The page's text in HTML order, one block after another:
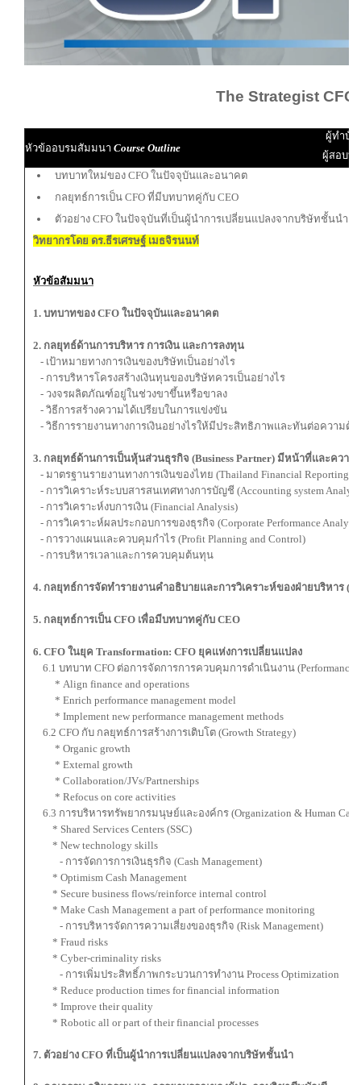
The Strategist CFO
หัวข้ออบรมสัมมนา Course Outline
ผู้ทำบั
ผู้สอบบั
บทบาทใหม่ของ CFO ในปัจจุบันและอนาคต
กลยุทธ์การเป็น CFO ที่มีบทบาทคู่กับ CEO
ตัวอย่าง CFO ในปัจจุบันที่เป็นผู้นำการเปลี่ยนแปลงจากบริษัทชั้นนำ
วิทยากรโดย ดร.ธีรเศรษฐ์ เมธจิรนนท์
หัวข้อสัมมนา
1. บทบาทของ CFO ในปัจจุบันและอนาคต
2. กลยุทธ์ด้านการบริหาร การเงิน และการลงทุน
- เป้าหมายทางการเงินของบริษัทเป็นอย่างไร
- การบริหารโครงสร้างเงินทุนของบริษัทควรเป็นอย่างไร
- วงจรผลิตภัณฑ์อยู่ในช่วงขาขึ้นหรือขาลง
- วิธีการสร้างความได้เปรียบในการแข่งขัน
- วิธีการรายงานทางการเงินอย่างไรให้มีประสิทธิภาพและทันต่อความต้อ
3. กลยุทธ์ด้านการเป็นหุ้นส่วนธุรกิจ (Business Partner) มีหน้าที่และคว
- มาตรฐานรายงานทางการเงินของไทย (Thailand Financial Reporting
- การวิเคราะห์ระบบสารสนเทศทางการบัญชี (Accounting system
- การวิเคราะห์งบการเงิน (Financial Analysis)
- การวิเคราะห์ผลประกอบการของธุรกิจ (Corporate Performance
- การวางแผนและควบคุมกำไร (Profit Planning and Control)
- การบริหารเวลาและการควบคุมต้นทุน
4. กลยุทธ์การจัดทำรายงานคำอธิบายและการวิเคราะห์ของฝ่ายบริหาร
5. กลยุทธ์การเป็น CFO เพื่อมีบทบาทคู่กับ CEO
6. CFO ในยุค Transformation: CFO ยุคแห่งการเปลี่ยนแปลง
6.1 บทบาท CFO ต่อการจัดการการควบคุมการดำเนินงาน (Performance
* Align finance and operations
* Enrich performance management model
* Implement new performance management methods
6.2 CFO กับ กลยุทธ์การสร้างการเติบโต (Growth Strategy)
* Organic growth
* External growth
* Collaboration/JVs/Partnerships
* Refocus on core activities
6.3 การบริหารทรัพยากรมนุษย์และองค์กร (Organization & Human
* Shared Services Centers (SSC)
* New technology skills
- การจัดการการเงินธุรกิจ (Cash Management)
* Optimism Cash Management
* Secure business flows/reinforce internal control
* Make Cash Management a part of performance monitoring
- การบริหารจัดการความเสี่ยงของธุรกิจ (Risk Management)
* Fraud risks
* Cyber-criminality risks
- การเพิ่มประสิทธิ์ภาพกระบวนการทำงาน Process Optimization
* Reduce production times for financial information
* Improve their quality
* Robotic all or part of their financial processes
7. ตัวอย่าง CFO ที่เป็นผู้นำการเปลี่ยนแปลงจากบริษัทชั้นนำ